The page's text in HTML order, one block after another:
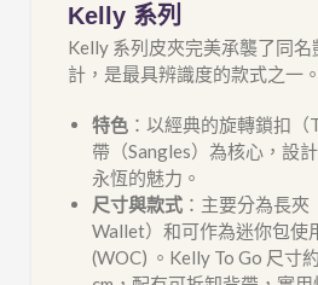
Kelly 系列
Kelly 系列皮夾完美承襲了同
計，是最具辨識度的款式之一。
特色 ：以經典的旋轉鎖扣
帶（Sangles）為核心，設
永恆的魅力。
尺寸與款式 ：主要分為長
Wallet）和可作為迷你包使
(WOC) 。Kelly To Go 尺寸